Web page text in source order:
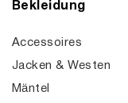
Bekleidung
Accessoires
Jacken & Westen
Mäntel